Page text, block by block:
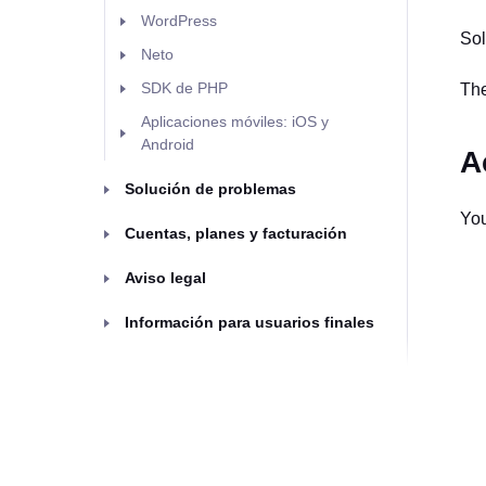
WordPress
Neto
SDK de PHP
Aplicaciones móviles: iOS y
Android
Solución de problemas
Cuentas, planes y facturación
Aviso legal
Información para usuarios finales